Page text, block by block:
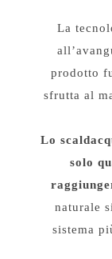
La
prodotto
sfrutta al
Lo
solo
naturale
sistema